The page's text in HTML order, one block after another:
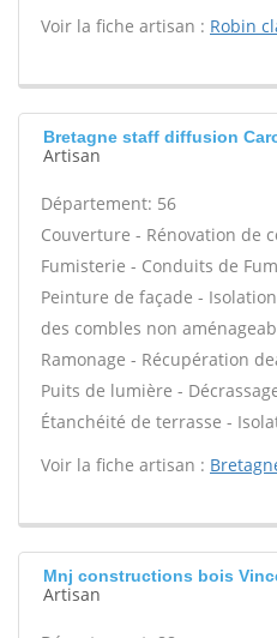
Voir la fiche artisan : Robin
Bretagne staff diffusion
Artisan
Département: 56
Couverture - Rénovation de
Fumisterie - Conduits de
Peinture de façade -
des combles non
Ramonage - Récupération
Puits de lumière -
Étanchéité de terrasse -
Voir la fiche artisan :
Mnj constructions bois
Artisan